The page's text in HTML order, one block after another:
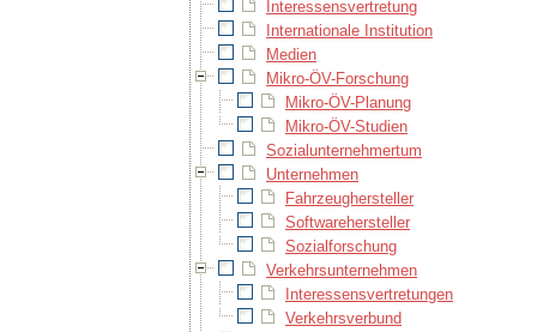
Interessensvertretung
Internationale Institution
Medien
Mikro-ÖV-Forschung
Mikro-ÖV-Planung
Mikro-ÖV-Studien
Sozialunternehmertum
Unternehmen
Fahrzeughersteller
Softwarehersteller
Sozialforschung
Verkehrsunternehmen
Interessensvertretungen
Verkehrsverbund